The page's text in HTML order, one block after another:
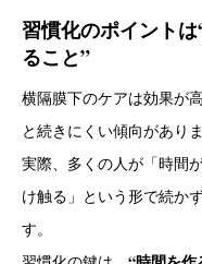
習慣化のポイント
ること”
横隔膜下のケアは効果が
と続きにくい傾向がありま
実際、多くの人が「時間
け触る」という形で続か
す。